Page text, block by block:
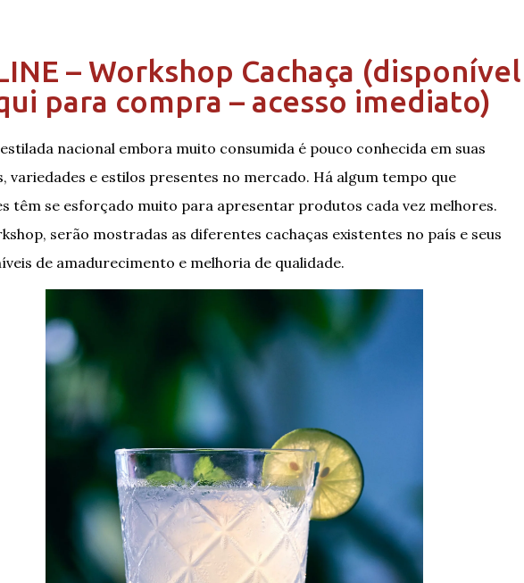
– Workshop Cachaça (disponível
para compra – acesso imediato)
nacional embora muito consumida é pouco conhecida em suas
variedades e estilos presentes no mercado. Há algum tempo que
têm se esforçado muito para apresentar produtos cada vez melhores.
serão mostradas as diferentes cachaças existentes no país e seus
de amadurecimento e melhoria de qualidade.